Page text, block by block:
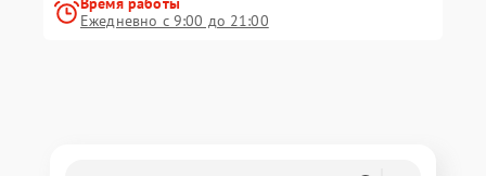
Ежедневно с 9:00 до 21:00